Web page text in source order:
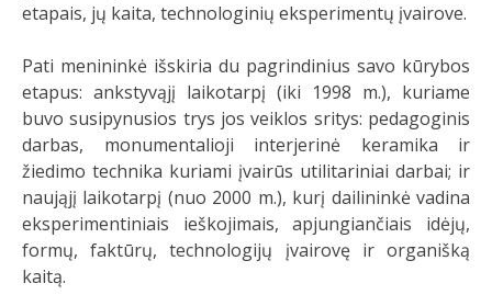
etapais, jų kaita, technologinių eksperimentų įvairove.
Pati menininkė išskiria du pagrindinius savo kūrybos
etapus: ankstyvąjį laikotarpį (iki 1998 m.), kuriame
buvo susipynusios trys jos veiklos sritys: pedagoginis
darbas, monumentalioji interjerinė keramika ir
žiedimo technika kuriami įvairūs utilitariniai darbai; ir
naująjį laikotarpį (nuo 2000 m.), kurį dailininkė vadina
eksperimentiniais ieškojimais, apjungiančiais idėjų,
formų, faktūrų, technologijų įvairovę ir organišką
kaitą.